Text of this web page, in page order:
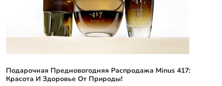
Подарочная Предновогодняя Распродажа Minus 417:
Красота И Здоровье От Природы!